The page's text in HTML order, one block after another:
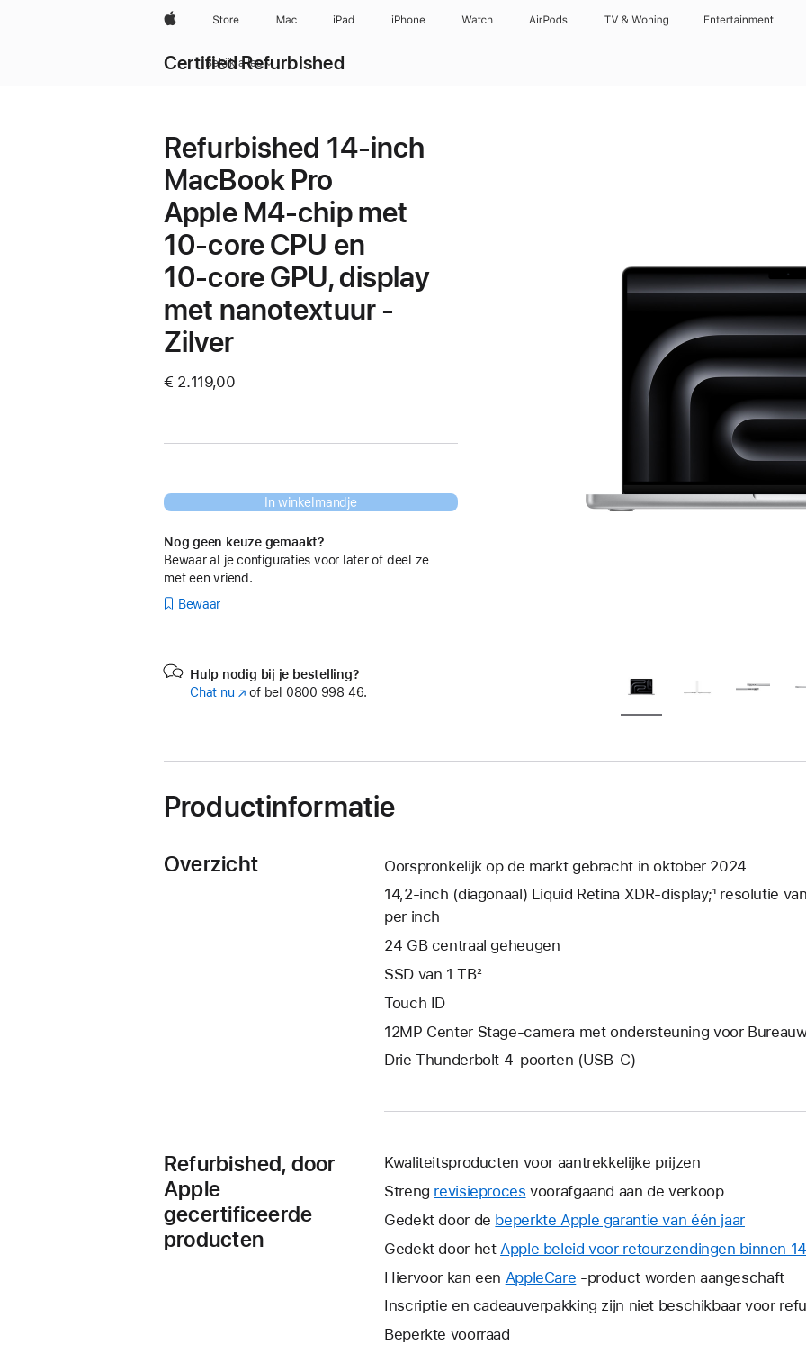
AppleStore Mac iPad iPhone Watch AirPods TV & Woning Entertainment
Certified Refurbished
Bekijk alles
Refurbished 14‑inch
MacBook Pro
Apple M4-chip met
10‑core CPU en
10‑core GPU, display
met nanotextuur -
Zilver
€ 2.119,00
In winkelmandje
Nog geen keuze gemaakt?
Bewaar al je configuraties voor later of deel ze
met een vriend.
Bewaar
Hulp nodig bij je bestelling?
Chat nu (Wordt
geopend)
of bel 0800 998 46.
Productinformatie
Overzicht
Oorspronkelijk op de markt gebracht in oktober 2024
14,2‑inch (diagonaal) Liquid Retina XDR-display;¹ resolutie
per inch
24 GB centraal geheugen
SSD van 1 TB²
Touch ID
12MP Center Stage-camera met ondersteuning voor
Drie Thunderbolt 4-poorten (USB‑C)
Refurbished, door
Apple
gecertificeerde
producten
Kwaliteitsproducten voor aantrekkelijke prijzen
Streng revisieproces voorafgaand aan de verkoop
Gedekt door de beperkte Apple garantie van één jaarHierdoor
wordt
een
nieuw
Gedekt door het Apple beleid voor retourzendingen binnen
Hiervoor kan een AppleCare Hierdoor
wordt
-product worden aangeschaft
Inscriptie en cadeauverpakking zijn niet beschikbaar voor
Beperkte voorraad